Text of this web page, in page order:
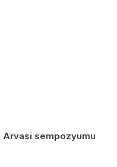
Arvasi sempozyumu